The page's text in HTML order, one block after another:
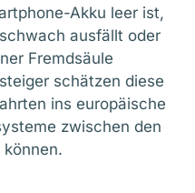
Akku leer ist,
ausfällt oder
Fremdsäule
schätzen diese
ins europäische
zwischen den